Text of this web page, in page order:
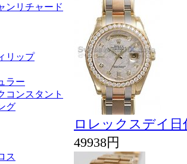
ンリチャード
リップ
ラー
コンスタント
グ
ス
ロレックスデイ日
49938円